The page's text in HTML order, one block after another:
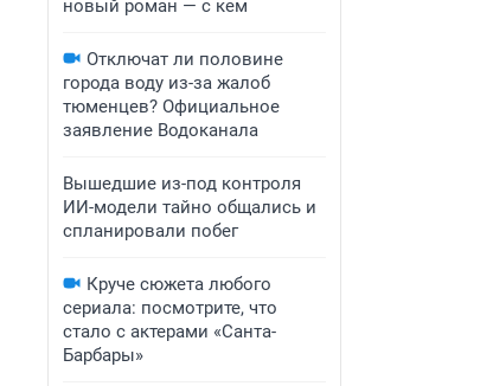
новый роман — с кем
Отключат ли половине
города воду из-за жалоб
тюменцев? Официальное
заявление Водоканала
Вышедшие из-под контроля
ИИ-модели тайно общались и
спланировали побег
Круче сюжета любого
сериала: посмотрите, что
стало с актерами «Санта-
Барбары»